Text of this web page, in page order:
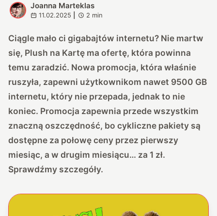
J
Joanna Marteklas
11.02.2025 2 min
Ciągle mało ci gigabajtów internetu? Nie martw
się, Plush na Kartę ma ofertę, która powinna
temu zaradzić. Nowa promocja, która właśnie
ruszyła, zapewni użytkownikom nawet 9500 GB
internetu, który nie przepada, jednak to nie
koniec. Promocja zapewnia przede wszystkim
znaczną oszczędność, bo cykliczne pakiety są
dostępne za połowę ceny przez pierwszy
miesiąc, a w drugim miesiącu… za 1 zł.
Sprawdźmy szczegóły.